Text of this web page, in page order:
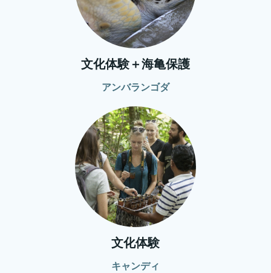
文化体験＋海亀保護
アンバランゴダ
文化体験
キャンディ